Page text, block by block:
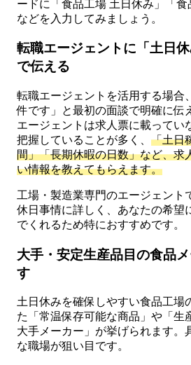
ードに「食品工場 土日休み」「食
などを入力してみましょう。
転職エージェントに「土日
で伝える
転職エージェントを活用する場合
件です」と最初の面談で明確に伝
エージェントは求人票に載ってい
把握していることが多く、 「土日
間」「長期休暇の日数」など、求
い情報を教えてもらえます。
工場・製造業専門のエージェント
休日事情に詳しく、あなたの希望
でくれるため特におすすめです。
大手・安定生産品目の食品
す
土日休みを確保しやすい食品工場
た「常温保存可能な商品」や「生
大手メーカー」が挙げられます。
な職場が狙い目です。